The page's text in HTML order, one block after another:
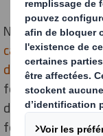
Notre gamme de
caisses,caisses-
de cartonsen
formation de
des solutions
formation